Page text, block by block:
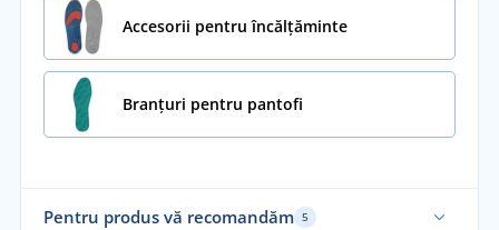
Accesorii pentru încălțăminte
Branțuri pentru pantofi
Pentru produs vă recomandăm 5